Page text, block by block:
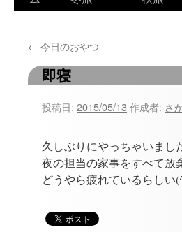
ン
ツ
← 今日のおやつ
即寝
投稿日: 2015/05/13 作成者: さ
久しぶりにやっちゃいまし
夜の担当の家事をすべて放
どうやら疲れているらしい